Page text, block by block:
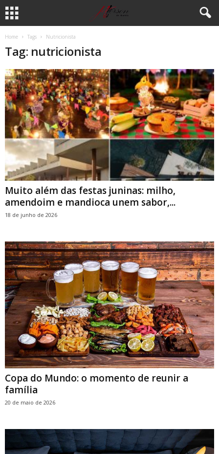
Home Tags Nutricionista
Tag: nutricionista
Muito além das festas juninas: milho,
amendoim e mandioca unem sabor,...
18 de junho de 2026
Copa do Mundo: o momento de reunir a
família
20 de maio de 2026